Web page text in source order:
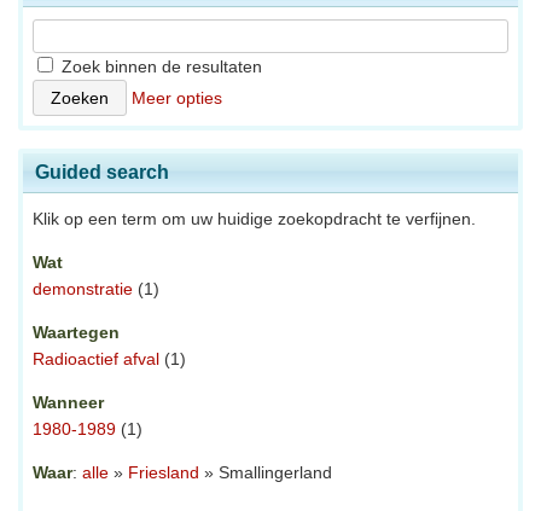
Zoek binnen de resultaten
Meer opties
Guided search
Klik op een term om uw huidige zoekopdracht te verfijnen.
Wat
demonstratie (1)
Waartegen
Radioactief afval (1)
Wanneer
1980-1989 (1)
Waar: alle » Friesland » Smallingerland